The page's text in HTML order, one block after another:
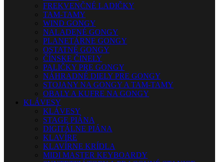
FREKVENČNÉ LADIČKY
TAM-TAMY
WIND GONGY
NALADENÉ GONGY
PLANETÁRNE GONGY
OSTATNÉ GONGY
ČÍNSKE ČINELY
PALIČKY PRE GONGY
NÁHRADNÉ DIELY PRE GONGY
STOJANY NA GONGY A TAM-TAMY
OBALY A KUFRE NA GONGY
KLÁVESY
KLÁVESY
STAGE PIÁNA
DIGITÁLNE PIÁNA
KLAVÍRE
KLAVÍRNE KRÍDLA
MIDI MASTER KEYBOARDY